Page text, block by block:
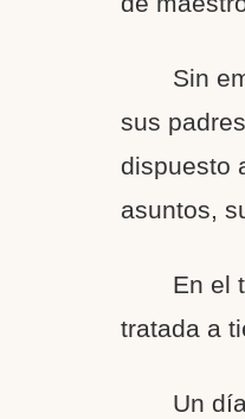
Sin
sus
dispuesto
asuntos,
En el
tratada a
Un